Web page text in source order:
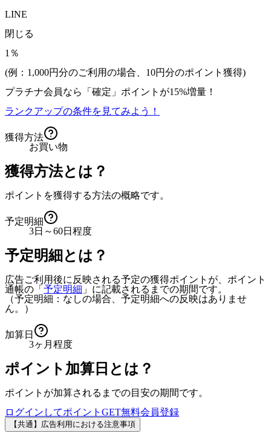
LINE
閉じる
1％
(例：1,000円分のご利用の場合、 10円分のポイント獲得)
プラチナ会員なら
「確定」 ポイントが15%増量！
ランクアップの条件を見てみよう！
獲得方法
お買い物
獲得方法とは？
ポイントを獲得する方法の概略です。
予定明細
3日～60日程度
予定明細とは？
広告ご利用後に反映される予定の獲得ポイントが、ポイント
通帳の「 予定明細 」に記載されるまでの期間です。
（予定明細：なしの場合、予定明細への反映はありませ
ん。）
加算日
3ヶ月程度
ポイント加算日とは？
ポイントが加算されるまでの目安の期間です。
ログインしてポイントGET無料会員登録
【共通】広告利用における注意事項